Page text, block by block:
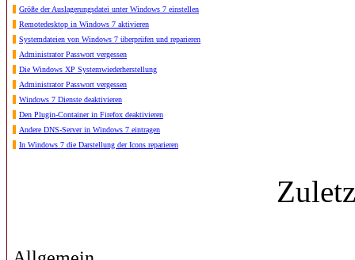
Größe der Auslagerungsdatei unter Windows 7 einstellen
Remotedesktop in Windows 7 aktivieren
Systemdateien von Windows 7 überprüfen und reparieren
Administrator Passwort vergessen
Die Windows XP Systemwiederherstellung
Administrator Passwort vergessen
Windows 7 Dienste deaktivieren
Den Plugin-Container in Firefox deaktivieren
Andere DNS-Server in Windows 7 eintragen
In Windows 7 die Darstellung der Icons reparieren